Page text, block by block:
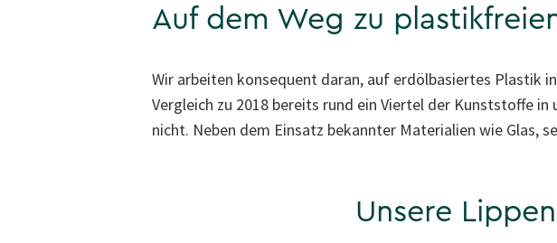
Auf dem Weg zu
Wir arbeiten konsequent daran, auf erdölbasiertes Plastik
Vergleich zu 2018 bereits rund ein Viertel der Kunststoffe
nicht. Neben dem Einsatz bekannter Materialien wie Glas,
Unsere